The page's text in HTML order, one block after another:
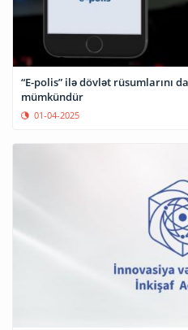
“E-polis” ilə dövlət rüsumlarını
mümkündür
01-04-2025